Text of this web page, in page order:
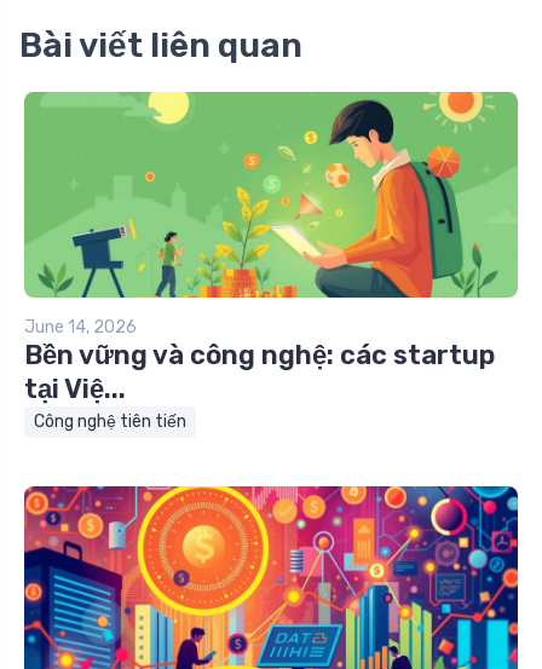
Bài viết liên quan
June 14, 2026
Bền vững và công nghệ: các startup
tại Việ...
Công nghệ tiên tiến